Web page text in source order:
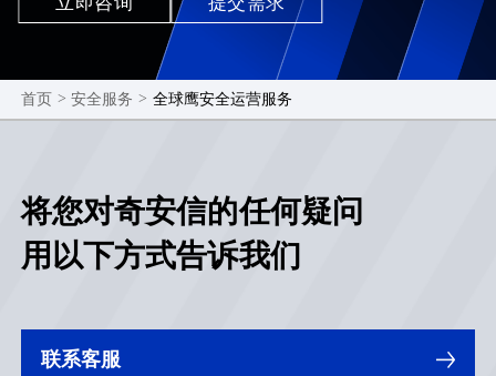
相结合，输出客户所需的相关数据监测和分析报告。
首页 > 安全服务 > 全球鹰安全运营服务
将您对奇安信的任何疑问
用以下方式告诉我们
联系客服